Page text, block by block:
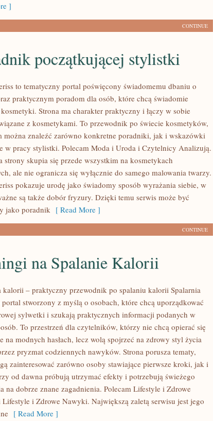
]
CONTINUE
początkującej stylistki
to tematyczny portal poświęcony świadomemu dbaniu o
praktycznym poradom dla osób, które chcą świadomie
Strona ma charakter praktyczny i łączy w sobie
z kosmetykami. To przewodnik po świecie kosmetyków,
można znaleźć zarówno konkretne poradniki, jak i wskazówki
w pracy stylistki. Polecam Moda i Uroda i Czytelnicy Analizują.
strony skupia się przede wszystkim na kosmetykach
ale nie ogranicza się wyłącznie do samego malowania twarzy.
pokazuje urodę jako świadomy sposób wyrażania siebie, w
są także dobór fryzury. Dzięki temu serwis może być
jako poradnik [ Read More ]
CONTINUE
na Spalanie Kalorii
kalorii – praktyczny przewodnik po spalaniu kalorii Spalarnia
stworzony z myślą o osobach, które chcą uporządkować
sylwetki i szukają praktycznych informacji podanych w
To przestrzeń dla czytelników, którzy nie chcą opierać się
na modnych hasłach, lecz wolą spojrzeć na zdrowy styl życia
pryzmat codziennych nawyków. Strona porusza tematy,
zainteresować zarówno osoby stawiające pierwsze kroki, jak i
od dawna próbują utrzymać efekty i potrzebują świeżego
na dobrze znane zagadnienia. Polecam Lifestyle i Zdrowe
i Zdrowe Nawyki. Największą zaletą serwisu jest jego
[ Read More ]